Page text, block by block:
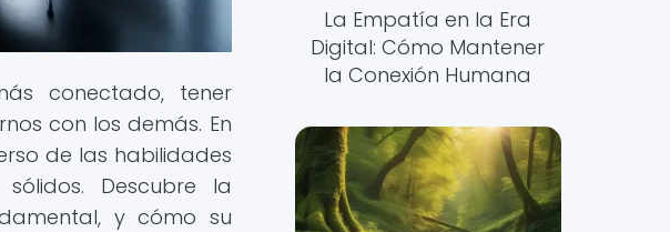
conectado, tener
con los demás. En
de las habilidades
Descubre la
y cómo su
La Empatía en la Era
Digital: Cómo Mantener
la Conexión Humana